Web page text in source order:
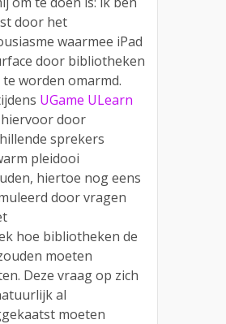
door het
waarmee iPad
door bibliotheken
worden omarmd.
UGame ULearn
door
sprekers
pleidooi
hiertoe nog eens
door vragen
hoe bibliotheken de
moeten
Deze vraag op zich
al
moeten